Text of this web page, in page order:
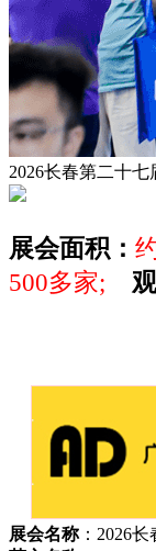
2026长春第二十
展会面积：
500多家;
展会名称：2026